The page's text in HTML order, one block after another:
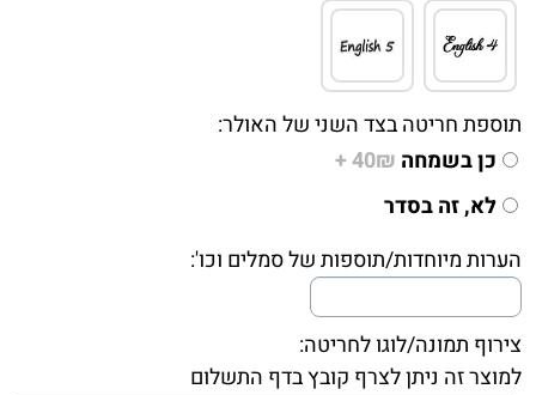
תוספת חריטה בצד השני של האולר:
כן בשמחה 40₪ +
לא, זה בסדר
הערות מיוחדות/תוספות של סמלים וכו':
צירוף תמונה/לוגו לחריטה:
למוצר זה ניתן לצרף קובץ בדף התשלום